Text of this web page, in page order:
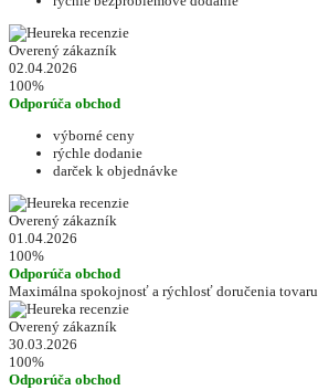
Overený zákazník
02.04.2026
100%
Odporúča obchod
výborné ceny
rýchle dodanie
darček k objednávke
Overený zákazník
01.04.2026
100%
Odporúča obchod
Maximálna spokojnosť a rýchlosť doručenia tovaru
Overený zákazník
30.03.2026
100%
Odporúča obchod